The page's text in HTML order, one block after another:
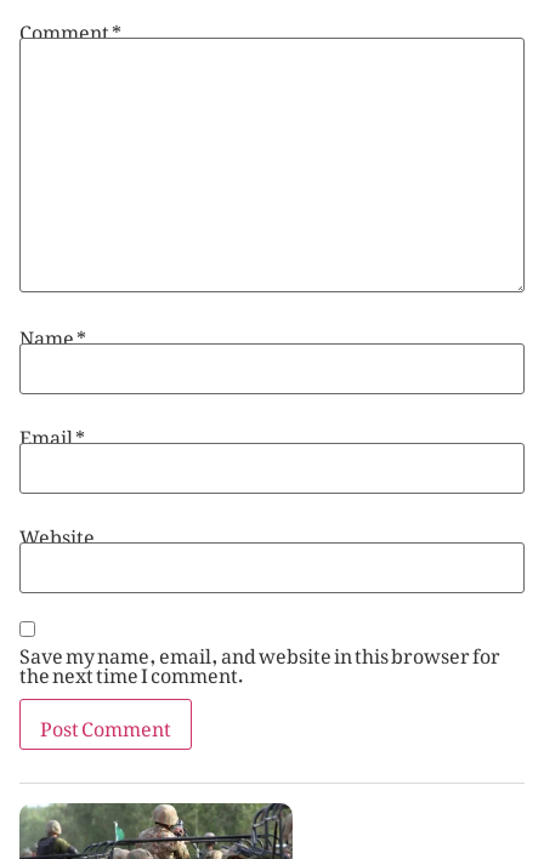
Comment*
Name*
Email*
Website
Save my name, email, and website in this browser for
the next time I comment.